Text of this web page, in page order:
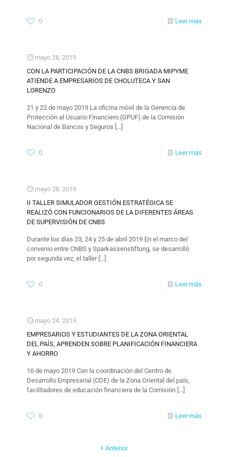
0 Leer más
mayo 28, 2019
CON LA PARTICIPACIÓN DE LA CNBS BRIGADA MIPYME
ATIENDE A EMPRESARIOS DE CHOLUTECA Y SAN
LORENZO
21 y 22 de mayo 2019 La oficina móvil de la Gerencia de
Protección al Usuario Financiero (GPUF) de la Comisión
Nacional de Bancos y Seguros […]
0 Leer más
mayo 28, 2019
II TALLER SIMULADOR GESTIÓN ESTRATÉGICA SE
REALIZÓ CON FUNCIONARIOS DE LA DIFERENTES ÁREAS
DE SUPERVISIÓN DE CNBS
Durante los días 23, 24 y 25 de abril 2019 En el marco del
convenio entre CNBS y Sparkassenstiftung, se desarrolló
por segunda vez, el taller[…]
0 Leer más
mayo 24, 2019
EMPRESARIOS Y ESTUDIANTES DE LA ZONA ORIENTAL
DEL PAÍS, APRENDEN SOBRE PLANIFICACIÓN FINANCIERA
Y AHORRO
16 de mayo 2019 Con la coordinación del Centro de
Desarrollo Empresarial (CDE) de la Zona Oriental del país,
facilitadores de educación financiera de la Comisión […]
0 Leer más
Anterior